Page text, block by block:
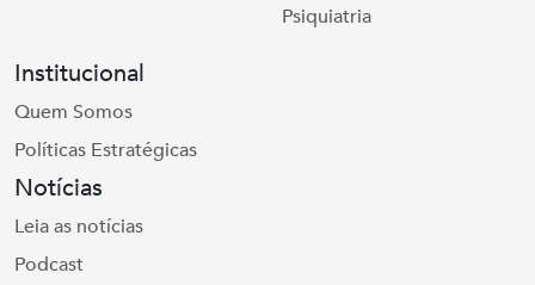
Psiquiatria
Institucional
Quem Somos
Políticas Estratégicas
Notícias
Leia as notícias
Podcast